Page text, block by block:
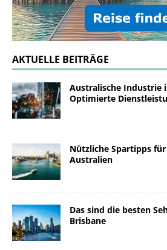
AKTUELLE BEITRÄGE
Australische Industrie
Optimierte
Nützliche Spartipps
Australien
Das sind die besten
Brisbane